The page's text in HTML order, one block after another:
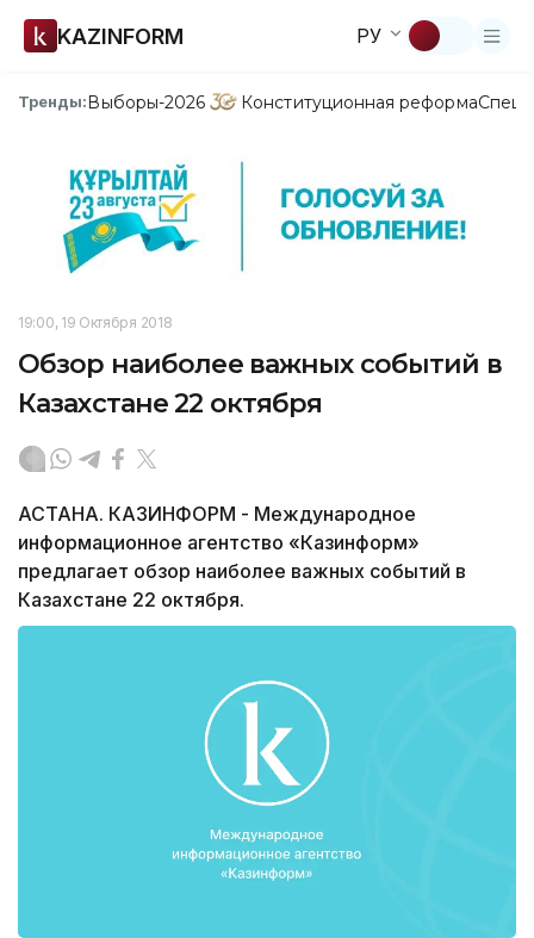
KAZINFORM РУ
Тренды:Выборы-2026 Конституционная реформа
19:00, 19 Октября 2018
Обзор наиболее важных событий в
Казахстане 22 октября
АСТАНА. КАЗИНФОРМ - Международное
информационное агентство «Казинформ»
предлагает обзор наиболее важных событий в
Казахстане 22 октября.